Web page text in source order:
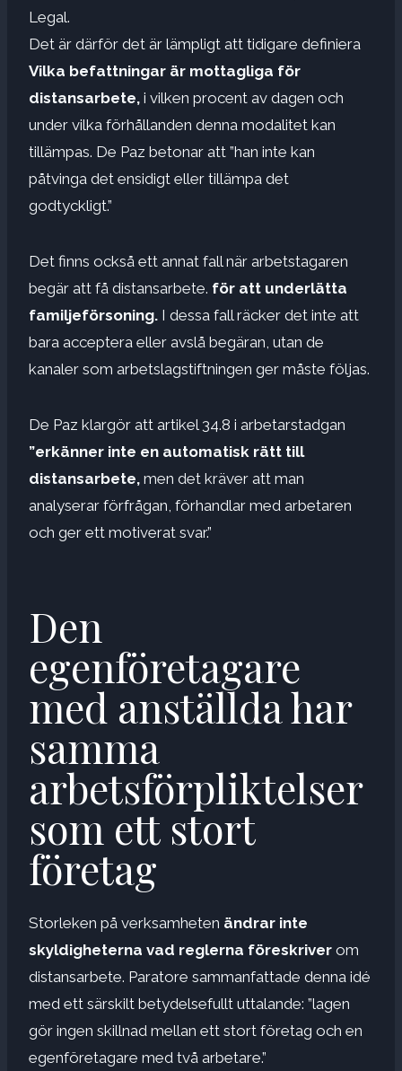
Legal.
Det är därför det är lämpligt att tidigare definiera
Vilka befattningar är mottagliga för
distansarbete, i vilken procent av dagen och
under vilka förhållanden denna modalitet kan
tillämpas. De Paz betonar att ”han inte kan
påtvinga det ensidigt eller tillämpa det
godtyckligt.”
Det finns också ett annat fall när arbetstagaren
begär att få distansarbete. för att underlätta
familjeförsoning. I dessa fall räcker det inte att
bara acceptera eller avslå begäran, utan de
kanaler som arbetslagstiftningen ger måste följas.
De Paz klargör att artikel 34.8 i arbetarstadgan
”erkänner inte en automatisk rätt till
distansarbete, men det kräver att man
analyserar förfrågan, förhandlar med arbetaren
och ger ett motiverat svar.”
Den
egenföretagare
med anställda har
samma
arbetsförpliktelser
som ett stort
företag
Storleken på verksamheten ändrar inte
skyldigheterna vad reglerna föreskriver om
distansarbete. Paratore sammanfattade denna idé
med ett särskilt betydelsefullt uttalande: ”lagen
gör ingen skillnad mellan ett stort företag och en
egenföretagare med två arbetare.”